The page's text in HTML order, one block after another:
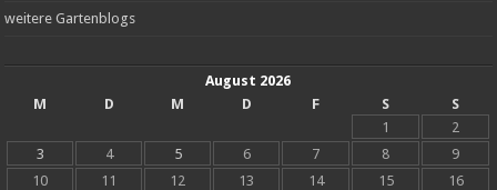
weitere Gartenblogs
August 2026
M
D M D F S
S
1
2
3
4 5 6 7 8
9
10
11 12 13 14 15
16